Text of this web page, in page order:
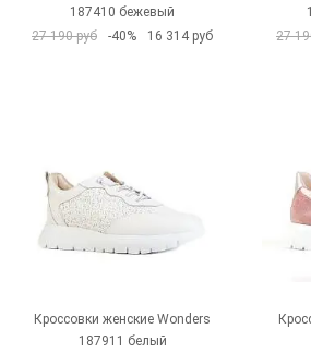
187410 бежевый
27 190 руб
-40% 16 314 руб
27
Кроссовки женские Wonders
187911 белый